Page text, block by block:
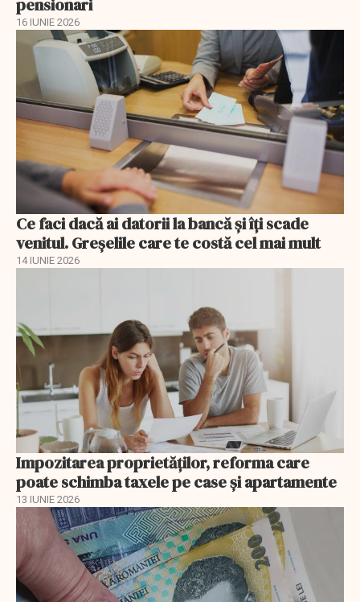
16 IUNIE 2026
Ce faci dacă ai datorii la bancă și îți scade
venitul. Greșelile care te costă cel mai mult
14 IUNIE 2026
Impozitarea proprietăților, reforma care
poate schimba taxele pe case și apartamente
13 IUNIE 2026